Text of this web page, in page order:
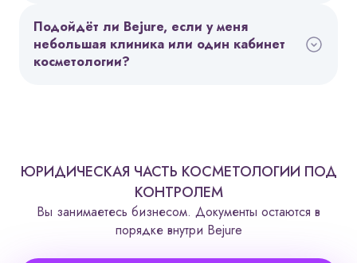
Подойдёт ли Bejure, если у меня
небольшая клиника или один кабинет
косметологии?
ЮРИДИЧЕСКАЯ ЧАСТЬ КОСМЕТОЛОГИИ ПОД
КОНТРОЛЕМ
Вы занимаетесь бизнесом. Документы остаются в
порядке внутри Bejure